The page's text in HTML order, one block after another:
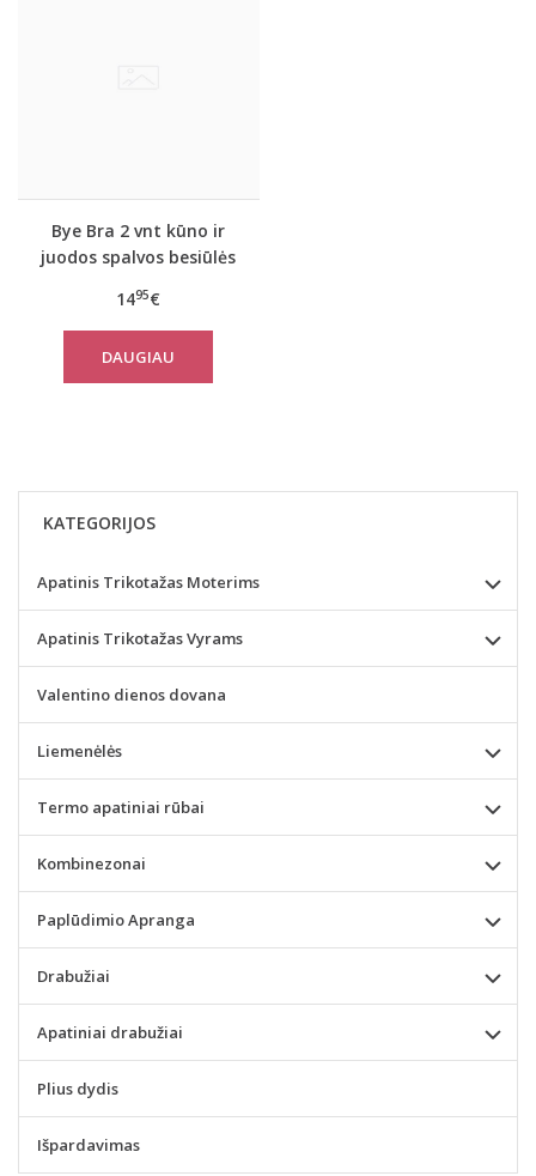
Bye Bra 2 vnt kūno ir
juodos spalvos besiūlės
1495€
DAUGIAU
KATEGORIJOS
Apatinis Trikotažas Moterims
Apatinis Trikotažas Vyrams
Valentino dienos dovana
Liemenėlės
Termo apatiniai rūbai
Kombinezonai
Paplūdimio Apranga
Drabužiai
Apatiniai drabužiai
Plius dydis
Išpardavimas